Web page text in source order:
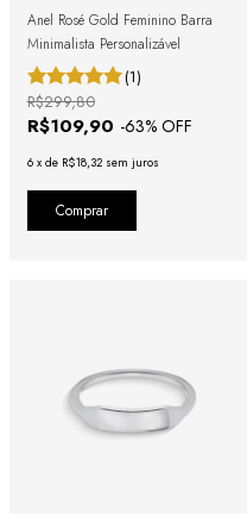
Anel Rosé Gold Feminino Barra
Minimalista Personalizável
(1)
R$109,90 -63% OFF
R$299,80
6 x de R$18,32 sem juros
Comprar